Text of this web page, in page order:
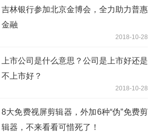
吉林银行参加北京金博会，全力助力普惠
金融
2018-10-28
上市公司是什么意思？公司是上市好还是
不上市好？
2018-10-28
8大免费视屏剪辑器，外加6种“伪”免费剪
辑器，不来看看可惜死了！